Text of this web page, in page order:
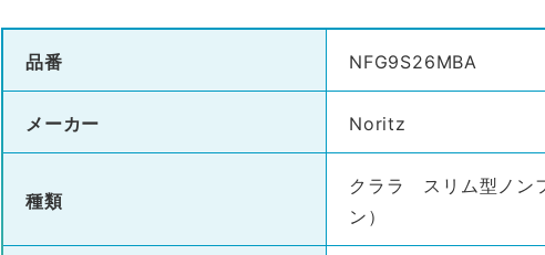
品番 NFG9S26MBA
メーカー Noritz
種類
クララ スリム型ノン
ン）